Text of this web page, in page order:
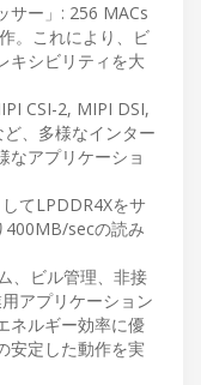
サー」: 256 MACs
。これにより、ビ
キシビリティを大
CSI-2, MIPI DSI,
、多様なインター
なアプリケーショ
てLPDDR4Xをサ
400MB/secの読み
、ビル管理、非接
アプリケーション
ネルギー効率に優
安定した動作を実